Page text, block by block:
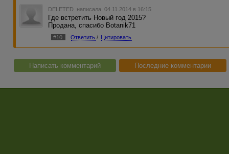
DELETED написала 04.11.2014 в 16:15
Где встретить Новый год 2015?
Продана, спасибо Botanik71
#10 Ответить / Цитировать
Написать комментарий Последние комментарии